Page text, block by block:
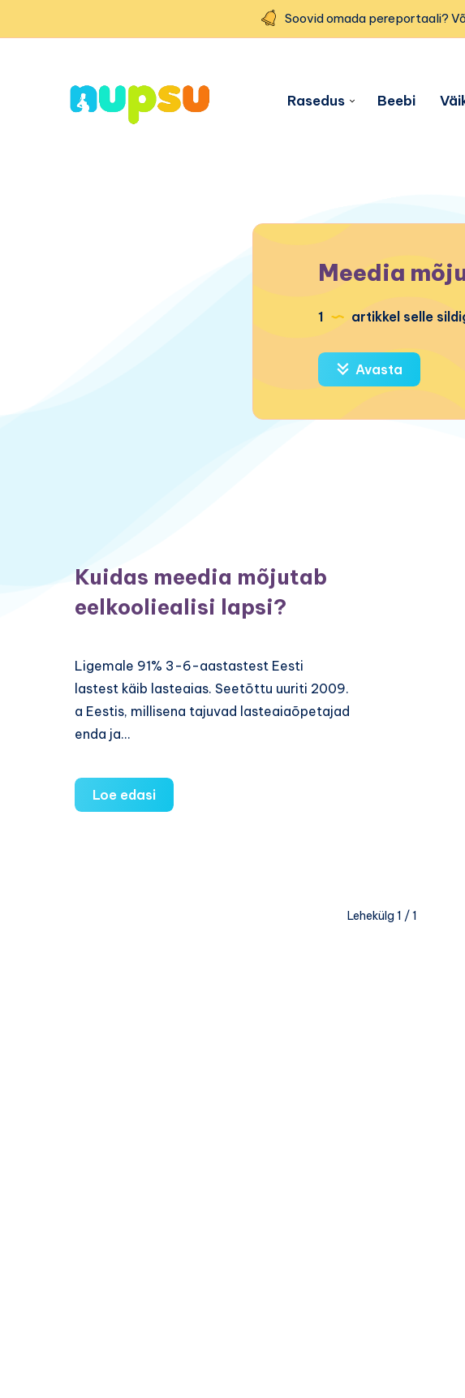
Soovid omada pereportaali?
Rasedus Beebi
Meedia
1 artikkel selle
Avasta
Kuidas meedia mõjutab
eelkooliealisi lapsi?
Ligemale 91% 3-6-aastastest Eesti
lastest käib lasteaias. Seetõttu uuriti 2009.
a Eestis, millisena tajuvad lasteaiaõpetajad
enda ja…
Loe edasiKuidas
meedia
Lehekülg 1 / 1